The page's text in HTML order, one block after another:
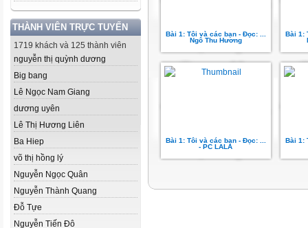
THÀNH VIÊN TRỰC TUYẾN
1719 khách và 125 thành viên
nguyễn thị quỳnh dương
Big bang
Lê Ngọc Nam Giang
dương uyên
Lê Thị Hương Liên
Ba Hiep
võ thị hồng lý
Nguyễn Ngọc Quân
Nguyễn Thành Quang
Đỗ Tựe
Nguyễn Tiến Đô
Bài 1: Tôi và các bạn - Đọc: ...
Ngô Thu Hương
Bài 1:
Bài 1: Tôi và các bạn - Đọc: ...
- PC LALA
Bài 1: